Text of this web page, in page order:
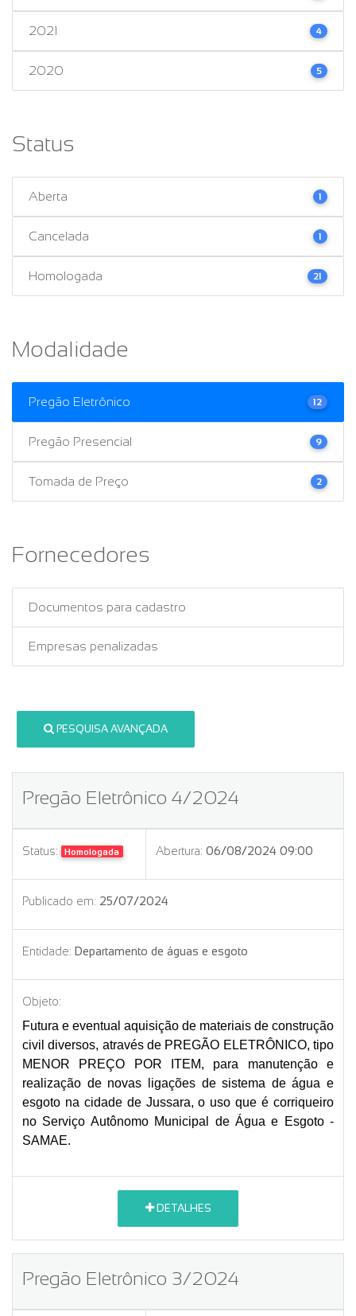
2021 4
2020 5
Status
Aberta 1
Cancelada 1
Homologada 21
Modalidade
Pregão Eletrônico 12
Pregão Presencial 9
Tomada de Preço 2
Fornecedores
Documentos para cadastro
Empresas penalizadas
PESQUISA AVANÇADA
Pregão Eletrônico 4/2024
Status: Homologada Abertura: 06/08/2024 09:00
Publicado em: 25/07/2024
Entidade: Departamento de águas e esgoto
Objeto:
Futura e eventual aquisição de materiais de construção
civil diversos, através de PREGÃO ELETRÔNICO, tipo
MENOR PREÇO POR ITEM, para manutenção e
realização de novas ligações de sistema de água e
esgoto na cidade de Jussara, o uso que é corriqueiro
no Serviço Autônomo Municipal de Água e Esgoto -
SAMAE.
DETALHES
Pregão Eletrônico 3/2024